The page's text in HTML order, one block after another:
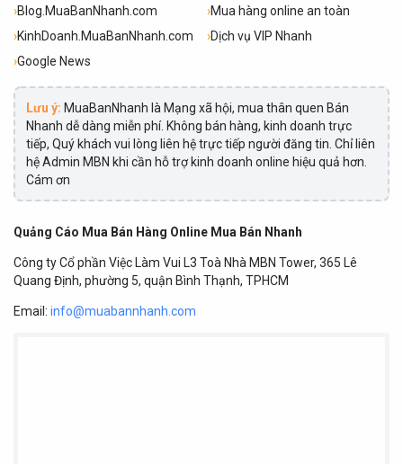
›Blog.MuaBanNhanh.com
›KinhDoanh.MuaBanNhanh.com
›Google News
›Mua hàng online an toàn
›Dịch vụ VIP Nhanh
Lưu ý: MuaBanNhanh là Mạng xã hội, mua thân quen Bán
Nhanh dễ dàng miễn phí. Không bán hàng, kinh doanh trực
tiếp, Quý khách vui lòng liên hệ trực tiếp người đăng tin. Chỉ liên
hệ Admin MBN khi cần hỗ trợ kinh doanh online hiệu quả hơn.
Cám ơn
Quảng Cáo Mua Bán Hàng Online Mua Bán Nhanh
Công ty Cổ phần Việc Làm Vui L3 Toà Nhà MBN Tower, 365 Lê
Quang Định, phường 5, quận Bình Thạnh, TPHCM
Email: info@muabannhanh.com